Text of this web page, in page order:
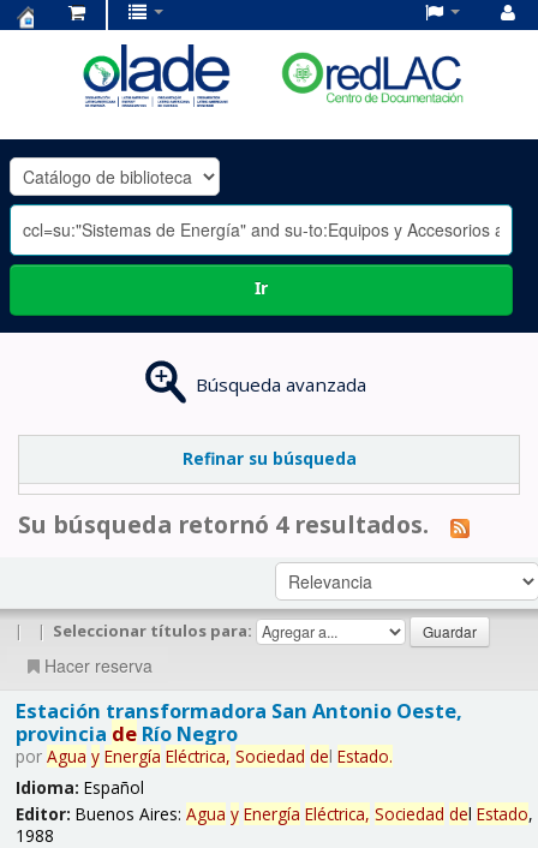
OLADE
-
Ir
Búsqueda avanzada
Refinar su búsqueda
Su búsqueda retornó 4 resultados.
| | Seleccionar títulos para:
Hacer reserva
Estación transformadora San Antonio Oeste,
provincia deRío Negro
por Agua y Energía Eléctrica, Sociedad del Estado.
Idioma: Español
Editor: Buenos Aires: Agua y Energía Eléctrica, Sociedad del Estado,
1988